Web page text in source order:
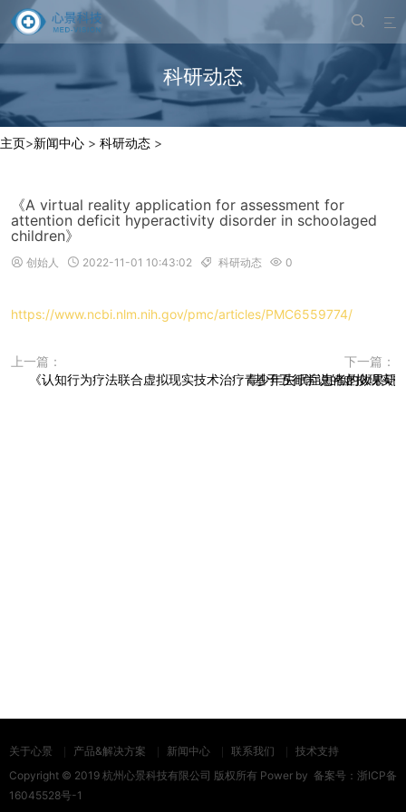


科研动态
主页>新闻中心 > 科研动态 >
《A virtual reality application for assessment for
attention deficit hyperactivity disorder in schoolaged
children》
 创始人  2022-11-01 10:43:02  科研动态  0
https://www.ncbi.nlm.nih.gov/pmc/articles/PMC6559774/
上一篇：
《认知行为疗法联合虚拟现实技术治疗青少年失眠症患者的效果研
下一篇：
《基于五行学说的虚拟现实
关于心景 产品&解决方案 新闻中心 联系我们
技术支持
Copyright © 2019 杭州心景科技有限公司 版权所有 Power by 备案号： 浙ICP备
16045528号-1